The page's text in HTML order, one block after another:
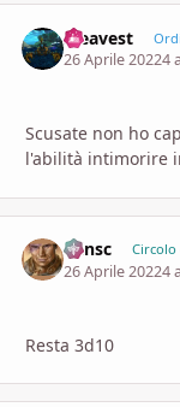
steavest
26 Aprile 20224
Scusate non ho
l'abilità intimorire
Minsc Circolo
26 Aprile 20224
Resta 3d10